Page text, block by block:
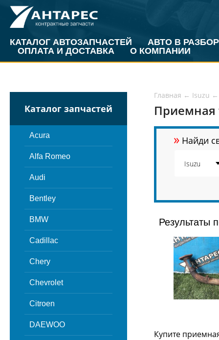
КАТАЛОГ АВТОЗАПЧАСТЕЙ
АВТО В РАЗБОР
ОПЛАТА И ДОСТАВКА
О КОМПАНИИ
Каталог запчастей
Acura
Alfa Romeo
Audi
Bentley
BMW
Cadillac
Chery
Chevrolet
Citroen
DAEWOO
Главная ← Isuzu ←
Приемная
» Найди
Результаты
Купите